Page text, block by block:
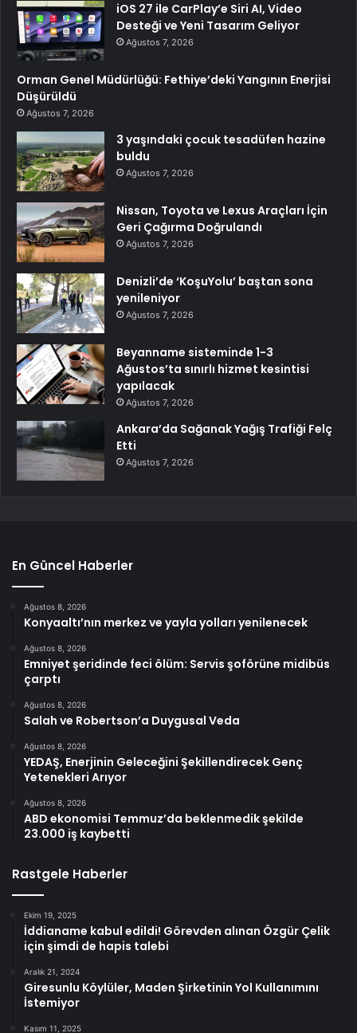
iOS 27 ile CarPlay’e Siri AI, Video
Desteği ve Yeni Tasarım Geliyor
Ağustos 7, 2026
Orman Genel Müdürlüğü: Fethiye’deki Yangının Enerjisi
Düşürüldü
Ağustos 7, 2026
3 yaşındaki çocuk tesadüfen hazine
buldu
Ağustos 7, 2026
Nissan, Toyota ve Lexus Araçları İçin
Geri Çağırma Doğrulandı
Ağustos 7, 2026
Denizli’de ‘KoşuYolu’ baştan sona
yenileniyor
Ağustos 7, 2026
Beyanname sisteminde 1-3
Ağustos’ta sınırlı hizmet kesintisi
yapılacak
Ağustos 7, 2026
Ankara’da Sağanak Yağış Trafiği Felç
Etti
Ağustos 7, 2026
En Güncel Haberler
Ağustos 8, 2026
Konyaaltı’nın merkez ve yayla yolları yenilenecek
Ağustos 8, 2026
Emniyet şeridinde feci ölüm: Servis şoförüne midibüs
çarptı
Ağustos 8, 2026
Salah ve Robertson’a Duygusal Veda
Ağustos 8, 2026
YEDAŞ, Enerjinin Geleceğini Şekillendirecek Genç
Yetenekleri Arıyor
Ağustos 8, 2026
ABD ekonomisi Temmuz’da beklenmedik şekilde
23.000 iş kaybetti
Rastgele Haberler
Ekim 19, 2025
İddianame kabul edildi! Görevden alınan Özgür Çelik
için şimdi de hapis talebi
Aralık 21, 2024
Giresunlu Köylüler, Maden Şirketinin Yol Kullanımını
İstemiyor
Kasım 11, 2025